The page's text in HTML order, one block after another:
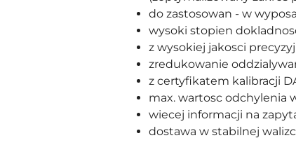
do zastosowan - w
wysoki stopien
z wysokiej jakosci
zredukowanie
z certyfikatem kalibracji
max. wartosc odchylenia
wiecej informacji na
dostawa w stabilnej